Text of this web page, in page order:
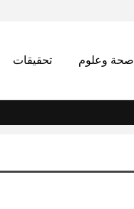
صحة وعلوم تحقيقات